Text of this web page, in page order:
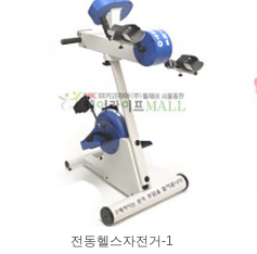
전동헬스자전거-1